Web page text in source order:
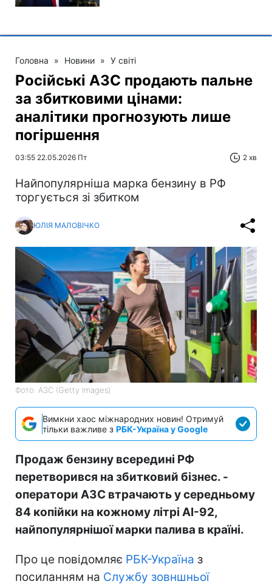
Головна » Новини » У світі
Російські АЗС продають пальне
за збитковими цінами:
аналітики прогнозують лише
погіршення
03:55 22.05.2026 Пт 2 хв
Найпопулярніша марка бензину в РФ
торгується зі збитком
ЮЛІЯ МАЛОВІЧКО
Фото: АЗС (Getty Images)
Вимкни хаос міжнародних новин! Отримуй
тільки важливе з РБК-Україна у Google
Продаж бензину всередині РФ
перетворився на збитковий бізнес. -
оператори АЗС втрачають у середньому
84 копійки на кожному літрі АІ-92,
найпопулярнішої марки палива в країні.
Про це повідомляє РБК-Україна з
посиланням на Службу зовншньої